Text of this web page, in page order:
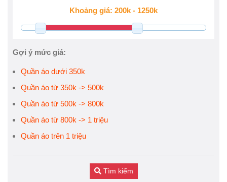
Gợi ý mức giá:
Quần áo dưới 350k
Quần áo từ 350k -> 500k
Quần áo từ 500k -> 800k
Quần áo từ 800k -> 1 triệu
Quần áo trên 1 triệu
Tìm kiếm